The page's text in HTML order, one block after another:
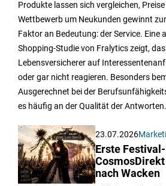
Produkte lassen sich vergleichen,
Wettbewerb um Neukunden gewinnt
Faktor an Bedeutung: der Service. Eine
Shopping-Studie von Fralytics zeigt,
Lebensversicherer auf
oder gar nicht reagieren. Besonders
Ausgerechnet bei der
es häufig an der Qualität der Antworten.
23.07.2026
Erste
nach Wacken